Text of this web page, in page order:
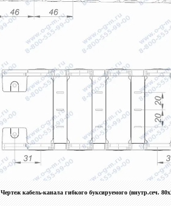
Чертеж кабель-канала гибкого буксируемого (внутр.сеч.